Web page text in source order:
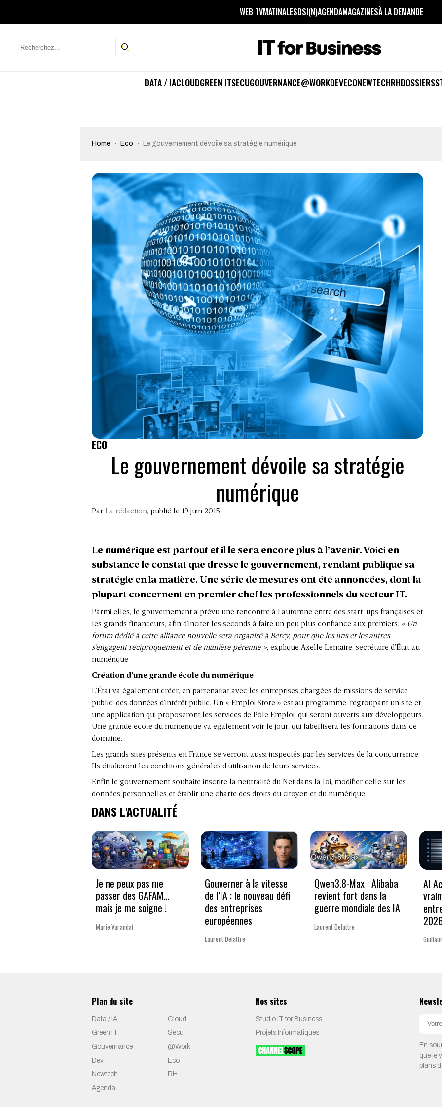
WEB TVMATINALESDSI(N)AGENDAMAGAZINESÀ LA DEMANDE
DATA / IACLOUDGREEN ITSECUGOUVERNANCE@WORKDEVECONEWTECHRHDOSSIERS
Home Eco Le gouvernement dévoile sa stratégie numérique
ECO
Le gouvernement dévoile sa stratégie
numérique
Par La rédaction, publié le 19 juin 2015
Le numérique est partout et il le sera encore plus à l’avenir. Voici en
substance le constat que dresse le gouvernement, rendant publique sa
stratégie en la matière. Une série de mesures ont été annoncées, dont la
plupart concernent en premier chef les professionnels du secteur IT.
Parmi elles, le gouvernement a prévu une rencontre à l’automne entre des start-ups françaises et
les grands financeurs, afin d’inciter les seconds à faire un peu plus confiance aux premiers. « Un
forum dédié à cette alliance nouvelle sera organisé à Bercy, pour que les uns et les autres
s’engagent réciproquement et de manière pérenne », explique Axelle Lemaire, secrétaire d’État au
numérique.
Création d’une grande école du numérique
L’État va également créer, en partenariat avec les entreprises chargées de missions de service
public, des données d’intérêt public. Un « Emploi Store » est au programme, regroupant un site et
une application qui proposeront les services de Pôle Emploi, qui seront ouverts aux développeurs.
Une grande école du numérique va également voir le jour, qui labellisera les formations dans ce
domaine.
Les grands sites présents en France se verront aussi inspectés par les services de la concurrence.
Ils étudieront les conditions générales d’utilisation de leurs services.
Enfin le gouvernement souhaite inscrire la neutralité du Net dans la loi, modifier celle sur les
données personnelles et établir une charte des droits du citoyen et du numérique.
DANS L'ACTUALITÉ
Je ne peux pas me
passer des GAFAM…
mais je me soigne !
Marie Varandat
Gouverner à la vitesse
de l’IA : le nouveau défi
des entreprises
européennes
Laurent Delattre
Qwen3.8-Max : Alibaba
revient fort dans la
guerre mondiale des IA
Laurent Delattre
AI
2026
Plan du site
Data / IA
Cloud
Green IT
Secu
Gouvernance
@Work
Dev
Eco
Newtech
RH
Agenda
Nos sites
Studio IT for Business
Projets Informatiques
En
que je
plans